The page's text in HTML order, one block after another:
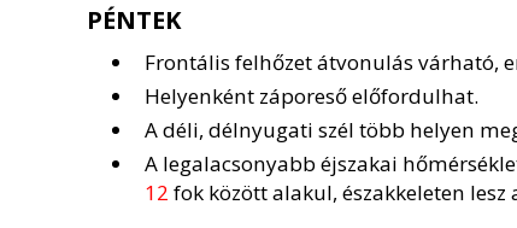
PÉNTEK
Frontális felhőzet átvonulás várható,
Helyenként záporeső előfordulhat.
A déli, délnyugati szél több helyen
A legalacsonyabb éjszakai
12 fok között alakul, északkeleten lesz